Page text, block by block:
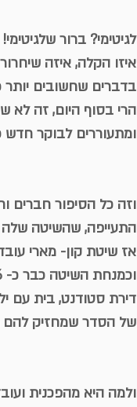
לגיטימי? ברור
איזו הקלה, איזה
בדברים שחשובים יותר
הרי בסוף היום, זה לא
ומתעוררים לבוקר
וזה כל הסיפור חברים
התעייפה, שהשיטה שלה
אז שיטת קון- מארי
וכמנחת השיטה כבר כ- 6 שנים שהשיטה הזו היא מהפכנית לכל קונסטלציה של בית:
דירת סטודנט, בית עם
של הסדר שמחזיק להם
ולמה היא מהפכנית